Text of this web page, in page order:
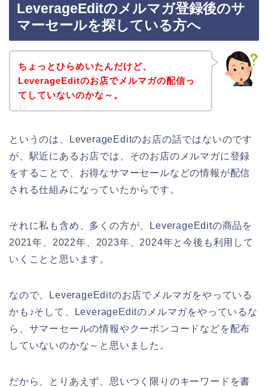
LeverageEditのメルマガ登録後のサ
マーセールを探している方へ
ちょっとひらめいたんだけど、
LeverageEditのお店でメルマガの配信っ
てしていないのかな～。
というのは、LeverageEditのお店の話ではないのです
が、駅近にあるお店では、そのお店のメルマガに登録
をすることで、お得なサマーセールなどの情報が配信
される仕組みになっていたからです。
それに私も含め、多くの方が、LeverageEditの商品を
2021年、2022年、2023年、2024年と今後も利用して
いくことと思います。
なので、LeverageEditのお店でメルマガをやっている
かも♪そして、LeverageEditのメルマガをやっているな
ら、サマーセールの情報やクーポンコードなどを配布
していないのかな～と思いました。
だから、とりあえず、思いつく限りのキーワードを書